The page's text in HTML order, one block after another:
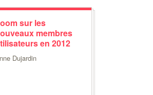
sur les
membres
en 2012
Dujardin